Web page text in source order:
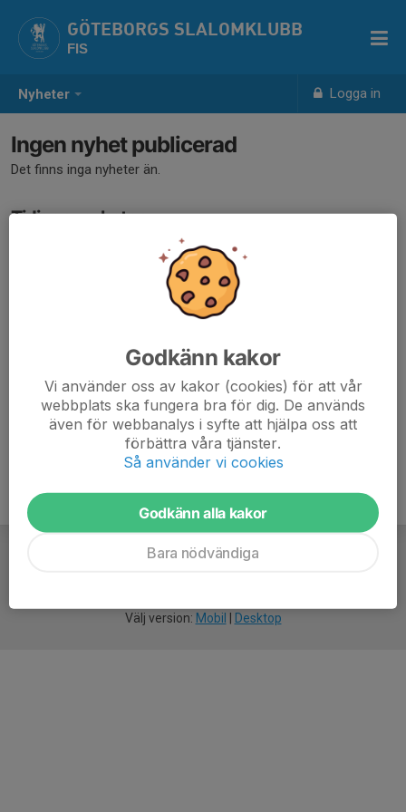
Nyheter Logga in
GÖTEBORGS SLALOMKLUBB
FIS
Ingen nyhet publicerad
Det finns inga nyheter än.
Tidigare nyheter
Det finns inga tidigare nyheter
Välj version: Mobil Desktop
Godkänn kakor
Vi använder oss av kakor (cookies) för att vår
webbplats ska fungera bra för dig. De används
även för webbanalys i syfte att hjälpa oss att
förbättra våra tjänster.
Så använder vi cookies
Godkänn alla kakor
Bara nödvändiga